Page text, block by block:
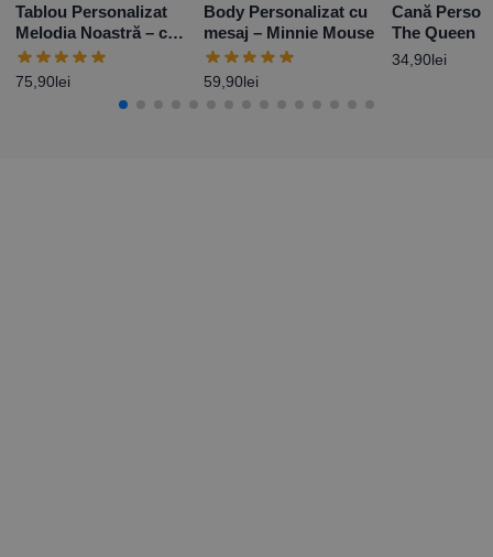
Tablou Personalizat
Melodia Noastră – cu
6 poze și nume
75,90lei
Body Personalizat cu
mesaj – Minnie Mouse
59,90lei
Cană
The Queen
34,90lei